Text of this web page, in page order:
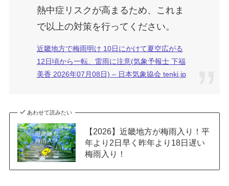
熱中症リスクが高まるため、これま
で以上の対策を行ってください。
近畿地方で梅雨明け 10日にかけて夏空広がる
12日頃から一転、雷雨に注意(気象予報士 下福
美香 2026年07月08日) – 日本気象協会 tenki.jp
あわせて読みたい
【2026】近畿地方が梅雨入り！平
年より2日早く昨年より18日遅い
梅雨入り！